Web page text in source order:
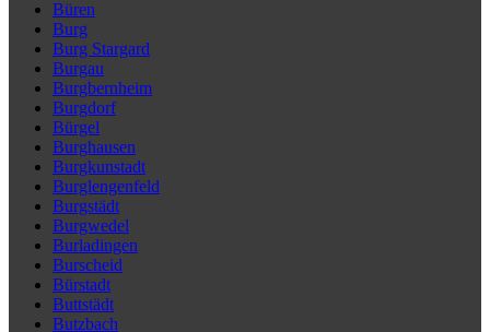
Büren
Burg
Burg Stargard
Burgau
Burgbernheim
Burgdorf
Bürgel
Burghausen
Burgkunstadt
Burglengenfeld
Burgstädt
Burgwedel
Burladingen
Burscheid
Bürstadt
Buttstädt
Butzbach